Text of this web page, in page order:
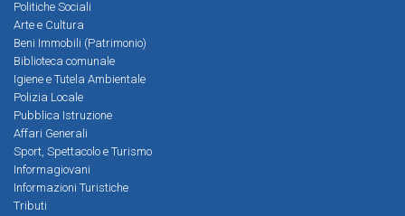
Politiche Sociali
Arte e Cultura
Beni Immobili (Patrimonio)
Biblioteca comunale
Igiene e Tutela Ambientale
Polizia Locale
Pubblica Istruzione
Affari Generali
Sport, Spettacolo e Turismo
Informagiovani
Informazioni Turistiche
Tributi